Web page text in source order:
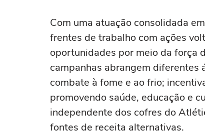
Com uma atuação consolidada
frentes de trabalho com ações
oportunidades por meio da força
campanhas abrangem diferentes
combate à fome e ao frio;
promovendo saúde, educação e
independente dos cofres do
fontes de receita alternativas.